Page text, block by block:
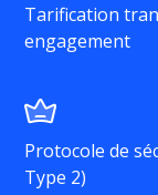
Tarification
engagement
Protocole de
Type 2)